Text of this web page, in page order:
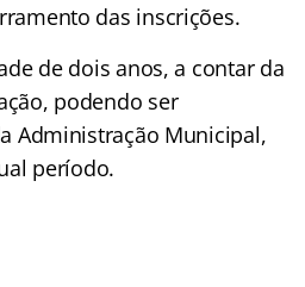
das inscrições.
de dois anos, a contar da
podendo ser
Administração Municipal,
período.